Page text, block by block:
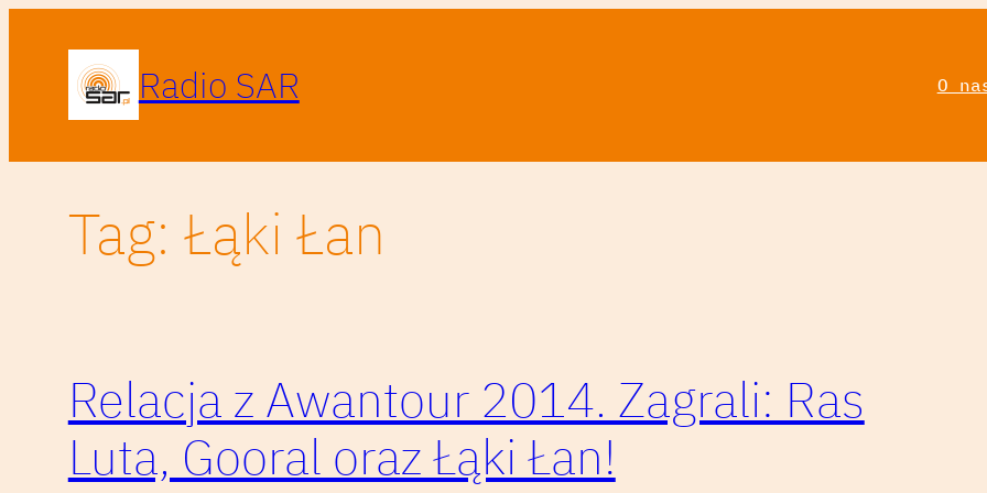
Radio SAR O
Tag: Łąki Łan
Relacja z Awantour 2014. Zagrali: Ras
Luta, Gooral oraz Łąki Łan!